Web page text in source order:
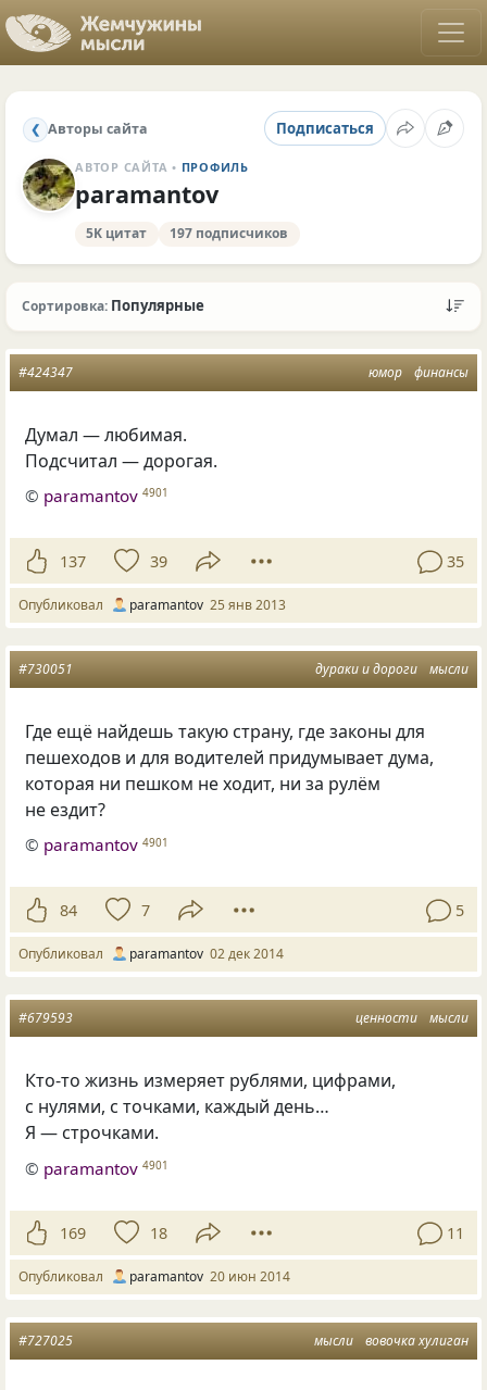
❮ Авторы сайта Подписаться
АВТОР САЙТА • ПРОФИЛЬ
paramantov
5K цитат 197 подписчиков
Сортировка: Популярные
юмор финансы
#424347
Думал — любимая.
Подсчитал — дорогая.
© paramantov 4901
137 39 35
Опубликовал paramantov 25 янв 2013
дураки и дороги мысли
#730051
Где ещё найдешь такую страну, где законы для
пешеходов и для водителей придумывает дума,
которая ни пешком не ходит, ни за рулём
не ездит?
© paramantov 4901
84 7 5
Опубликовал paramantov 02 дек 2014
ценности мысли
#679593
Кто-то жизнь измеряет рублями, цифрами,
с нулями, с точками, каждый день…
Я — строчками.
© paramantov 4901
169 18 11
Опубликовал paramantov 20 июн 2014
мысли вовочка хулиган
#727025